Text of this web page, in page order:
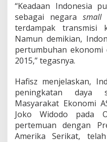
“Keadaan Indonesia
sebagai negarasmall
terdampak transmisi
Namun demikian,
pertumbuhan ekonomi
2015,” tegasnya.
Hafisz menjelaskan,
peningkatan daya
Masyarakat Ekonomi
Joko Widodo pada
pertemuan dengan
Amerika Serikat,